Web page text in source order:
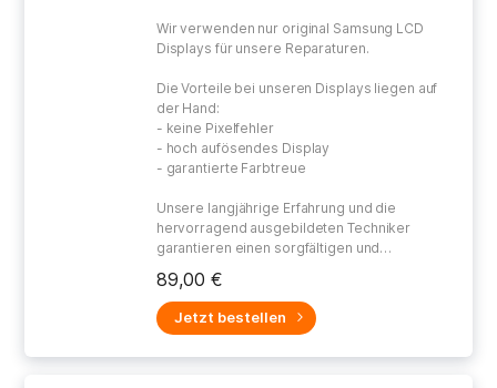
Wir verwenden nur original Samsung LCD
Displays für unsere Reparaturen.
Die Vorteile bei unseren Displays liegen auf
der Hand:
- keine Pixelfehler
- hoch aufösendes Display
- garantierte Farbtreue
Unsere langjährige Erfahrung und die
hervorragend ausgebildeten Techniker
garantieren einen sorgfältigen und
Ihres defekten Gerätes.
89,00 €
Jetzt bestellen